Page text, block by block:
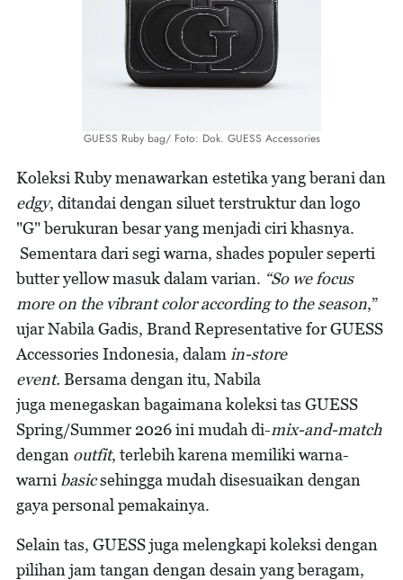
GUESS Ruby bag/ Foto: Dok. GUESS Accessories
Koleksi Ruby menawarkan estetika yang berani dan
edgy, ditandai dengan siluet terstruktur dan logo
"G" berukuran besar yang menjadi ciri khasnya.
Sementara dari segi warna, shades populer seperti
butter yellow masuk dalam varian. “So we focus
more on the vibrant color according to the season,”
ujar Nabila Gadis, Brand Representative for GUESS
Accessories Indonesia, dalam in-store
event. Bersama dengan itu, Nabila
juga menegaskan bagaimana koleksi tas GUESS
Spring/Summer 2026 ini mudah di-mix-and-match
dengan outfit, terlebih karena memiliki warna-
warni basicsehingga mudah disesuaikan dengan
gaya personal pemakainya.
Selain tas, GUESS juga melengkapi koleksi dengan
pilihan jam tangan dengan desain yang beragam,